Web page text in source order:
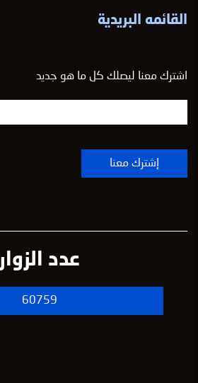
القائمه البريدية
اشترك معنا ليصلك كل ما هو جديد
عدد الزوار
60759